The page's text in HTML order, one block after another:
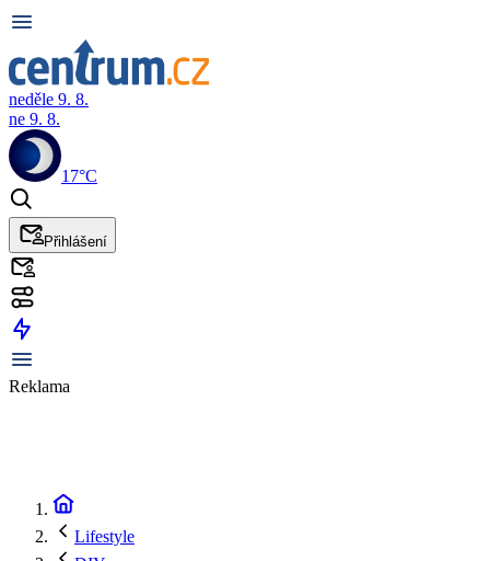
neděle 9. 8.
ne 9. 8.
17°C
Přihlášení
Reklama
Lifestyle